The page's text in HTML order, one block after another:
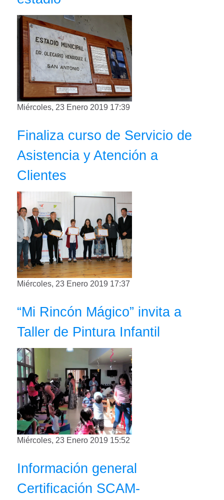
Miércoles, 23 Enero 2019 17:39
Finaliza curso de Servicio de
Asistencia y Atención a
Clientes
Miércoles, 23 Enero 2019 17:37
“Mi Rincón Mágico” invita a
Taller de Pintura Infantil
Miércoles, 23 Enero 2019 15:52
Información general
Certificación SCAM-